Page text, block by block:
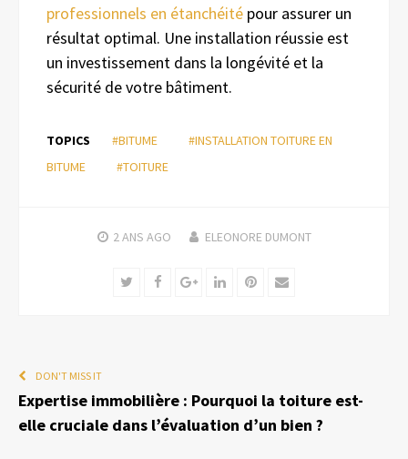
professionnels en étanchéité pour assurer un
résultat optimal. Une installation réussie est
un investissement dans la longévité et la
sécurité de votre bâtiment.
TOPICS #BITUME
#INSTALLATION TOITURE EN
BITUME
#TOITURE
2 ANS AGO ELEONORE DUMONT
TwitterFacebookGoogle+LinkedInPinterest
Email
DON'T MISS IT
Expertise immobilière : Pourquoi la toiture est-
elle cruciale dans l’évaluation d’un bien ?